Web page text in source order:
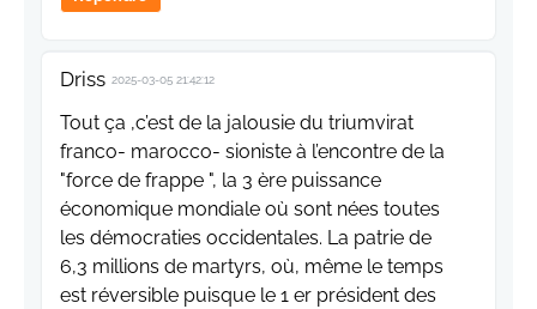
Driss 2025-03-05 21:42:12
Tout ça ,c’est de la jalousie du triumvirat
franco- marocco- sioniste à l’encontre de la
"force de frappe ", la 3 ère puissance
économique mondiale où sont nées toutes
les démocraties occidentales. La patrie de
6,3 millions de martyrs, où, même le temps
est réversible puisque le 1 er président des